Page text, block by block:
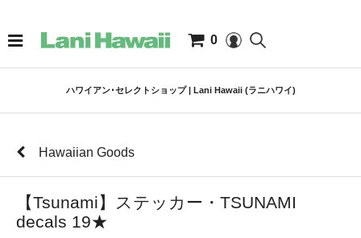
0
ハワイアン･セレクトショップ | Lani Hawaii (ラニハワイ)
Hawaiian Goods
【Tsunami】ステッカー・TSUNAMI
decals 19★